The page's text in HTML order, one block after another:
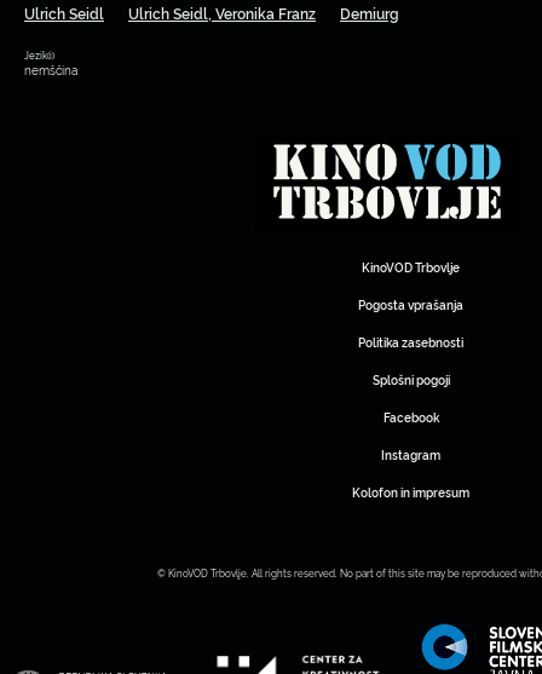
Ulrich Seidl Ulrich Seidl, Veronika Franz Demiurg
Jezik(i)
nemščina
KinoVOD Trbovlje
Pogosta vprašanja
Politika zasebnosti
Splošni pogoji
Facebook
Instagram
Kolofon in impresum
© KinoVOD Trbovlje. All rights reserved. No part of this site may be reproduced